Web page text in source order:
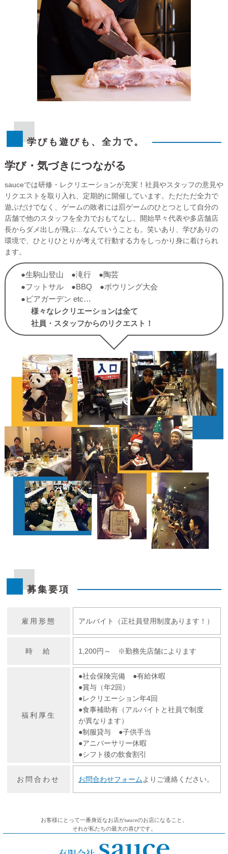
学びも遊びも、全力で。
学び・気づきにつながる
sauceでは研修・レクリエーションが充実！社員やスタッフの意見や
リクエストを取り入れ、定期的に開催しています。ただただ全力で
遊ぶだけでなく、ゲームの敗者には罰ゲームのひとつとして自分の
店舗で他のスタッフを全力でおもてなし。開始早々代表や多店舗店
長からダメ出しが飛ぶ…なんていうことも。笑いあり、学びありの
環境で、ひとりひとりが考えて行動する力をしっかり身に着けられ
ます。
●生駒山登山 ●滝行 ●陶芸
●フットサル ●BBQ ●ボウリング大会
●ビアガーデン etc…
様々なレクリエーションは全て
社員・スタッフからのリクエスト！
募集要項
雇用形態 アルバイト（正社員登用制度あります！）
時 給 1,200円～ ※勤務先店舗によります
福利厚生
●社会保険完備
●有給休暇
●賞与（年2回）
●レクリエーション年4回
●食事補助有（アルバイトと社員で制度
が異なります）
●制服貸与
●子供手当
●アニバーサリー休暇
●シフト後の飲食割引
お問合わせ お問合わせフォームよりご連絡ください。
お客様にとって一番身近なお店がsauceのお店になること。
それが私たちの最大の喜びです。